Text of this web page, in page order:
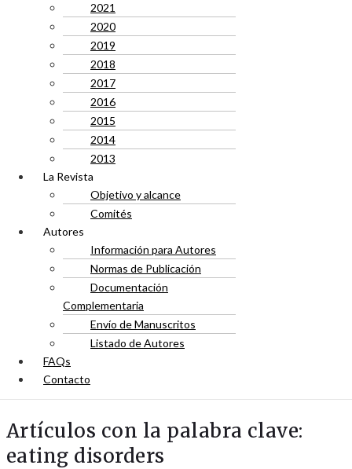
2021
2020
2019
2018
2017
2016
2015
2014
2013
La Revista
Objetivo y alcance
Comités
Autores
Información para Autores
Normas de Publicación
Documentación
Complementaria
Envío de Manuscritos
Listado de Autores
FAQs
Contacto
Artículos con la palabra clave:
eating disorders